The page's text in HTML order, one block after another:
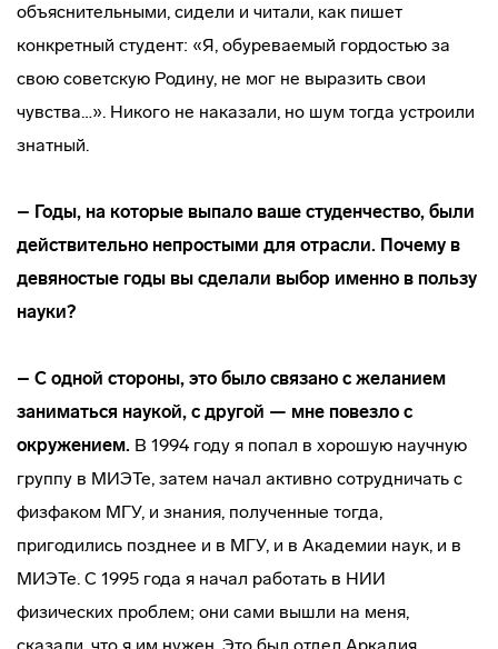
объяснительными, сидели и читали, как пишет
конкретный студент: «Я, обуреваемый гордостью за
свою советскую Родину, не мог не выразить свои
чувства…». Никого не наказали, но шум тогда устроили
знатный.
– Годы, на которые выпало ваше студенчество, были
действительно непростыми для отрасли. Почему в
девяностые годы вы сделали выбор именно в пользу
науки?
– С одной стороны, это было связано с желанием
заниматься наукой, с другой — мне повезло с
окружением. В 1994 году я попал в хорошую научную
группу в МИЭТе, затем начал активно сотрудничать с
физфаком МГУ, и знания, полученные тогда,
пригодились позднее и в МГУ, и в Академии наук, и в
МИЭТе. С 1995 года я начал работать в НИИ
физических проблем; они сами вышли на меня,